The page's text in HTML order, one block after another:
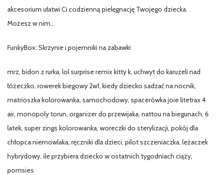
akcesorium ułatwi Ci codzienną pielęgnację Twojego dziecka.
Możesz w nim…
FunkyBox: Skrzynie i pojemniki na zabawki
mrz, bidon z rurka, lol surprise remix kitty k, uchwyt do karuzeli nad
łóżeczko, rowerek biegowy 2w1, kiedy dziecko sadzać na nocnik,
matrioszka kolorowanka, samochodowy, spacerówka joie litetrax 4
air, monopoly torun, organizer do przewijaka, nattou na biegunach, 6
latek, super zings kolorowanka, woreczki do sterylizacji, pokój dla
chłopca niemowlaka, ręczniki dla dzieci, pilot szczeniaczka, leżaczek
hybrydowy, ile przybiera dziecko w ostatnich tygodniach ciąży,
pomsies